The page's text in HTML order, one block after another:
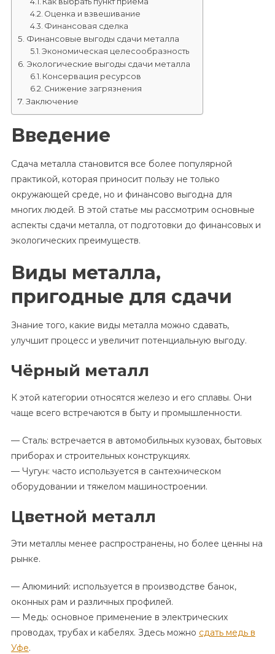
Оценка и взвешивание
Финансовая сделка
Финансовые выгоды сдачи металла
Экономическая целесообразность
Экологические выгоды сдачи металла
Консервация ресурсов
Снижение загрязнения
Заключение
Введение
Сдача металла становится все более популярной
практикой, которая приносит пользу не только
окружающей среде, но и финансово выгодна для
многих людей. В этой статье мы рассмотрим основные
аспекты сдачи металла, от подготовки до финансовых и
экологических преимуществ.
Виды металла,
пригодные для сдачи
Знание того, какие виды металла можно сдавать,
улучшит процесс и увеличит потенциальную выгоду.
Чёрный металл
К этой категории относятся железо и его сплавы. Они
чаще всего встречаются в быту и промышленности.
— Сталь: встречается в автомобильных кузовах, бытовых
приборах и строительных конструкциях.
— Чугун: часто используется в сантехническом
оборудовании и тяжелом машиностроении.
Цветной металл
Эти металлы менее распространены, но более ценны на
рынке.
— Алюминий: используется в производстве банок,
оконных рам и различных профилей.
— Медь: основное применение в электрических
проводах, трубах и кабелях. Здесь можно сдать медь в
Уфе.